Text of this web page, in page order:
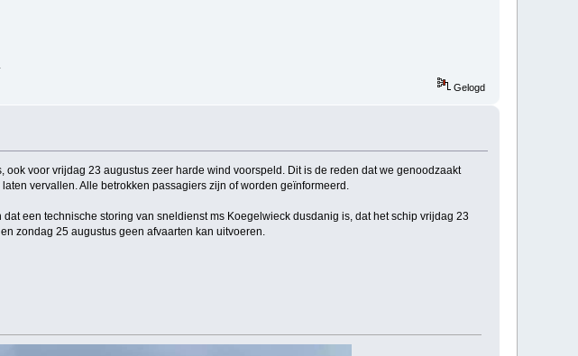
Gelogd
voor vrijdag 23 augustus zeer harde wind voorspeld. Dit is de reden dat we genoodzaakt
vervallen. Alle betrokken passagiers zijn of worden geïnformeerd.
een technische storing van sneldienst ms Koegelwieck dusdanig is, dat het schip vrijdag 23
zondag 25 augustus geen afvaarten kan uitvoeren.